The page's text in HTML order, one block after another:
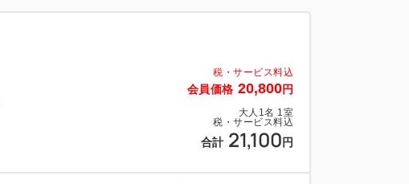
税・サービス料込
会員価格 20,800円
大人 1名 1室
税・サービス料込
合計 21,100 円